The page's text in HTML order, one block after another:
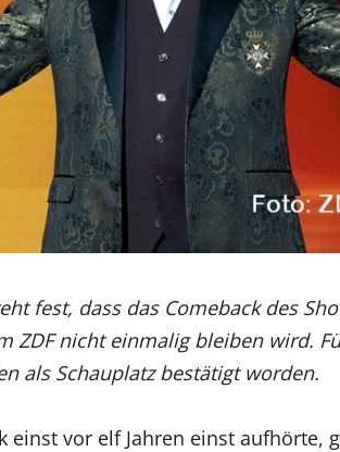
fest, dass das Comeback des
ZDF nicht einmalig bleiben wird.
als Schauplatz bestätigt worden.
einst vor elf Jahren einst aufhörte,